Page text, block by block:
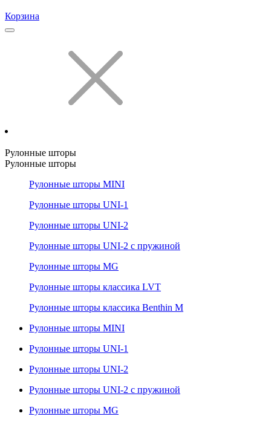
Корзина
Рулонные шторы
Рулонные шторы
Рулонные шторы MINI
Рулонные шторы UNI-1
Рулонные шторы UNI-2
Рулонные шторы UNI-2 с пружиной
Рулонные шторы MG
Рулонные шторы классика LVT
Рулонные шторы классика Benthin M
Рулонные шторы MINI
Рулонные шторы UNI-1
Рулонные шторы UNI-2
Рулонные шторы UNI-2 с пружиной
Рулонные шторы MG